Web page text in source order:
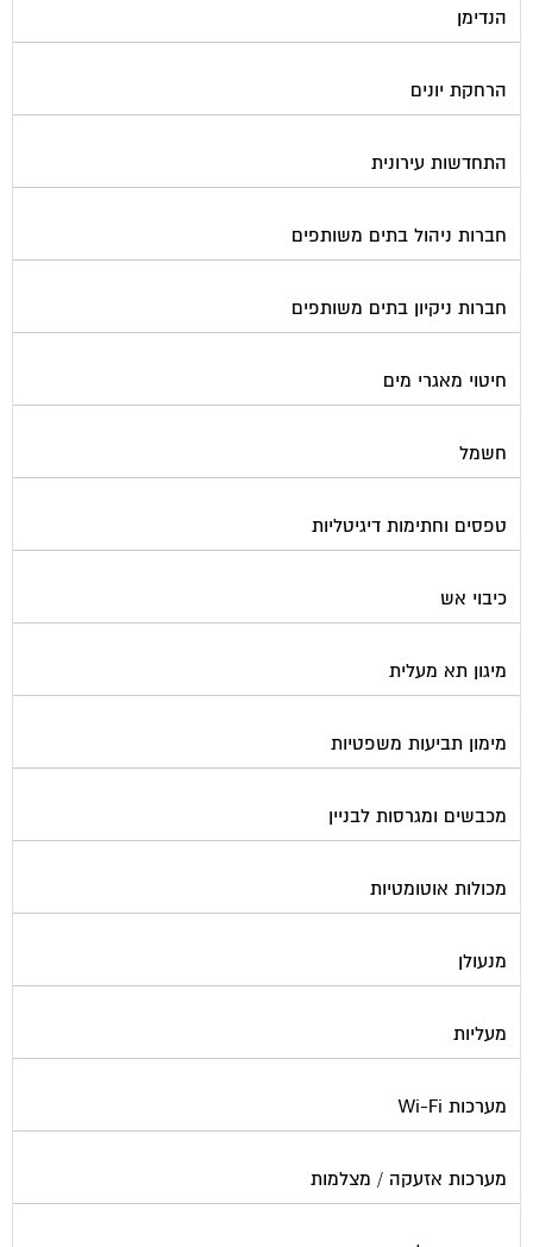
הנדימן
הרחקת יונים
התחדשות עירונית
חברות ניהול בתים משותפים
חברות ניקיון בתים משותפים
חיטוי מאגרי מים
חשמל
טפסים וחתימות דיגיטליות
כיבוי אש
מיגון תא מעלית
מימון תביעות משפטיות
מכבשים ומגרסות לבניין
מכולות אוטומטיות
מנעולן
מעליות
מערכות Wi-Fi
מערכות אזעקה / מצלמות